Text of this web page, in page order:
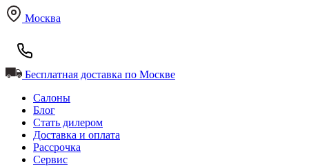
Москва
Бесплатная доставка по Москве
Салоны
Блог
Стать дилером
Доставка и оплата
Рассрочка
Сервис